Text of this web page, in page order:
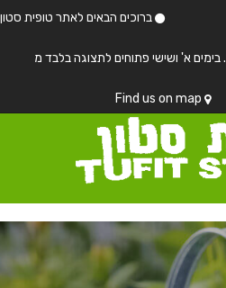
ברוכים הבאים לאתר טופית סטון
בימים ב׳ ג׳ ד׳ ה׳ 9:00 - 16:00. בימים א' ושישי פתוחים לתצוגה בלבד מ